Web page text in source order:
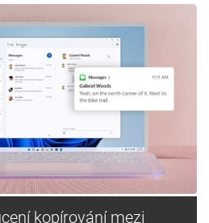
kopírování mezi